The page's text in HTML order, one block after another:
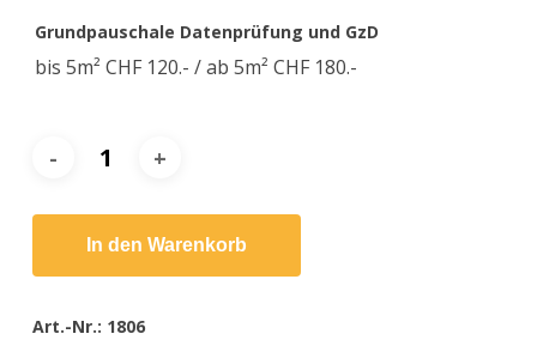
Grundpauschale Datenprüfung und GzD
bis 5m² CHF 120.- / ab 5m² CHF 180.-
In den Warenkorb
Art.-Nr.: 1806